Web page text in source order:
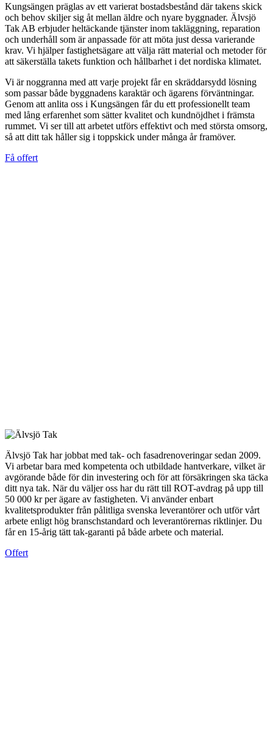
Kungsängen präglas av ett varierat bostadsbestånd där takens skick
och behov skiljer sig åt mellan äldre och nyare byggnader. Älvsjö
Tak AB erbjuder heltäckande tjänster inom takläggning, reparation
och underhåll som är anpassade för att möta just dessa varierande
krav. Vi hjälper fastighetsägare att välja rätt material och metoder för
att säkerställa takets funktion och hållbarhet i det nordiska klimatet.
Vi är noggranna med att varje projekt får en skräddarsydd lösning
som passar både byggnadens karaktär och ägarens förväntningar.
Genom att anlita oss i Kungsängen får du ett professionellt team
med lång erfarenhet som sätter kvalitet och kundnöjdhet i främsta
rummet. Vi ser till att arbetet utförs effektivt och med största omsorg,
så att ditt tak håller sig i toppskick under många år framöver.
Få offert
Älvsjö Tak har jobbat med tak- och fasadrenoveringar sedan 2009.
Vi arbetar bara med kompetenta och utbildade hantverkare, vilket är
avgörande både för din investering och för att försäkringen ska täcka
ditt nya tak. När du väljer oss har du rätt till ROT-avdrag på upp till
50 000 kr per ägare av fastigheten. Vi använder enbart
kvalitetsprodukter från pålitliga svenska leverantörer och utför vårt
arbete enligt hög branschstandard och leverantörernas riktlinjer. Du
får en 15-årig tätt tak-garanti på både arbete och material.
Offert